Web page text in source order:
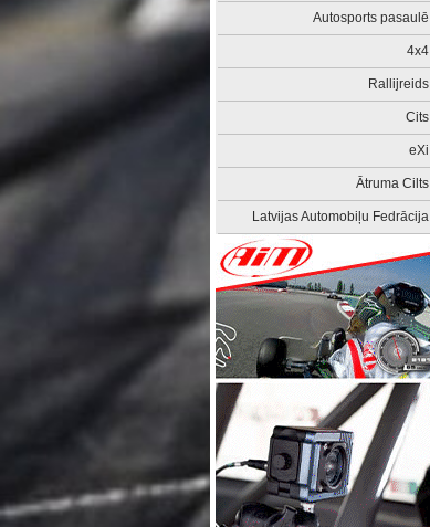
Autosports pasaulē
4x4
Rallijreids
Cits
eXi
Ātruma Cilts
Latvijas Automobiļu Fedrācija